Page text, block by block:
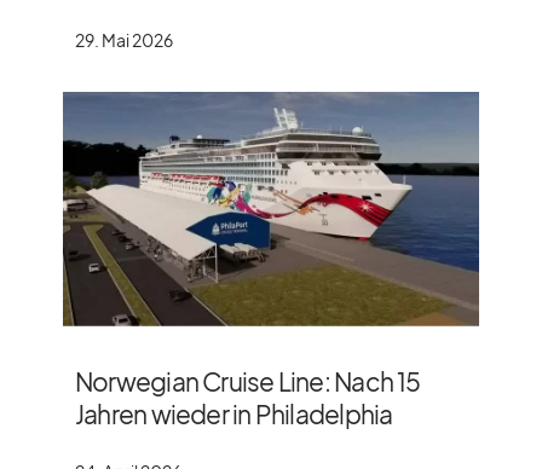
29. Mai 2026
Norwegian Cruise Line: Nach 15
Jahren wieder in Philadelphia